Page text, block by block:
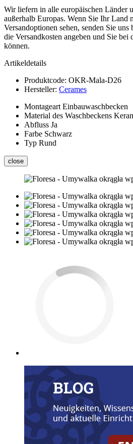
Wir liefern in alle europäischen Länder
außerhalb Europas. Wenn Sie Ihr Land
Versandoptionen sehen, senden Sie
die Versandkosten angeben und Sie bei
können.
Artikeldetails
Produktcode: OKR-Mala-D26
Hersteller: Cerames
Montageart Einbauwaschbecken
Material des Waschbeckens
Abfluss Ja
Farbe Schwarz
Typ Rund
close